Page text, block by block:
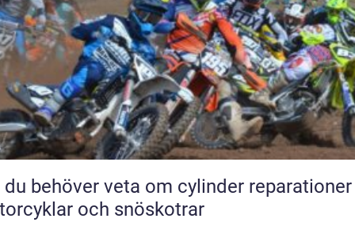
behöver veta om cylinder
och snöskotrar